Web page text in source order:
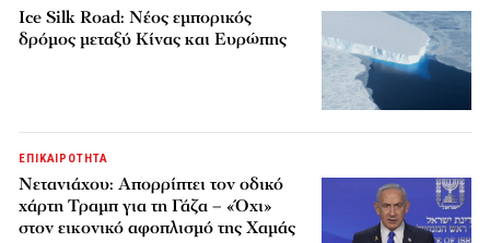
Ice Silk Road: Nέος εμπορικός
δρόμος μεταξύ Κίνας και Ευρώπης
ΕΠΙΚΑΙΡΟΤΗΤΑ
Νετανιάχου: Απορρίπτει τον οδικό
χάρτη Τραμπ για τη Γάζα – «Όχι»
στον εικονικό αφοπλισμό της Χαμάς